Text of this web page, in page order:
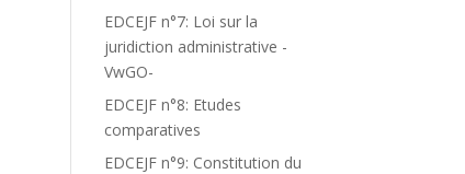
EDCEJF n°7: Loi sur la
juridiction administrative -
VwGO-
EDCEJF n°8: Etudes
comparatives
EDCEJF n°9: Constitution du